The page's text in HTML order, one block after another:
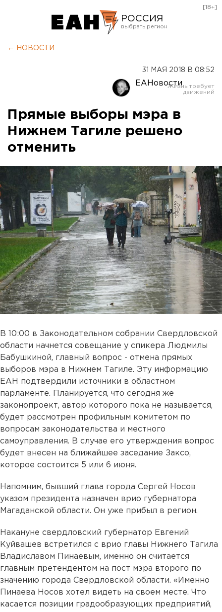
РОССИЯ
Оренбург
[18+]
← НОВОСТИ
31 МАЯ 2018 В 08:52
ЕАНовости
Прямые выборы мэра в
Нижнем Тагиле решено
отменить
В 10:00 в Законодательном собрании Свердловской
области начнется совещание у спикера Людмилы
Бабушкиной, главный вопрос - отмена прямых
выборов мэра в Нижнем Тагиле. Эту информацию
ЕАН подтвердили источники в областном
парламенте. Планируется, что сегодня же
законопроект, автор которого пока не называется,
будет рассмотрен профильным комитетом по
вопросам законодательства и местного
самоуправления. В случае его утверждения вопрос
будет внесен на ближайшее заседание Заксо,
которое состоится 5 или 6 июня.
Напомним, бывший глава города Сергей Носов
указом президента назначен врио губернатора
Магаданской области. Он уже прибыл в регион.
Накануне свердловский губернатор Евгений
Куйвашев встретился с врио главы Нижнего Тагила
Владиславом Пинаевым, именно он считается
главным претендентом на пост мэра второго по
значению города Свердловской области. «Именно
Пинаева Носов хотел видеть на своем месте. Что
касается позиции градообразующих предприятий,